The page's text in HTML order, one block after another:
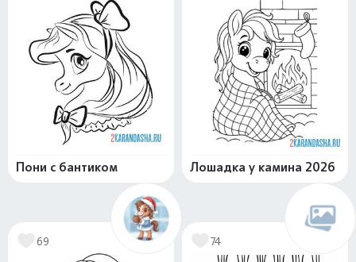
Пони с бантиком Лошадка у камина 2026
69 74